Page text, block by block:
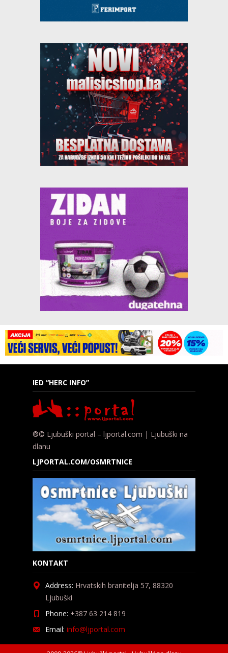
IED “HERC INFO”
®© Ljubuški portal – ljportal.com | Ljubuški na
dlanu
LJPORTAL.COM/OSMRTNICE
KONTAKT
Address: Hrvatskih branitelja 57, 88320
Ljubuški
Phone: +387 63 214 819
Email: info@ljportal.com